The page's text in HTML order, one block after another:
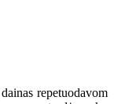
repetuodavom